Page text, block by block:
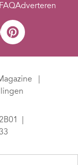
FAQAdverteren